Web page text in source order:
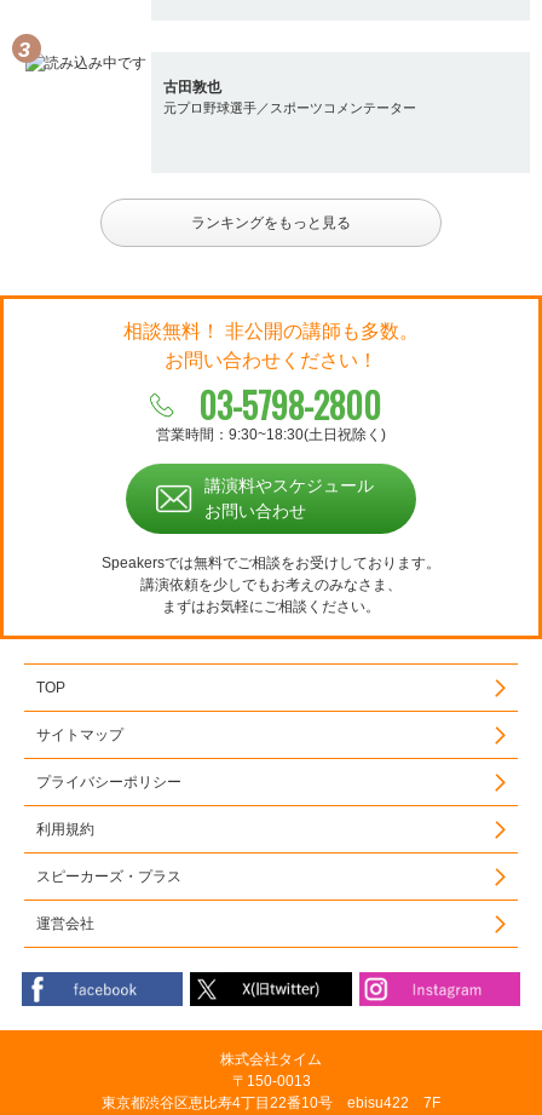
古田敦也
元プロ野球選手／スポーツコメンテーター
ランキングをもっと見る
相談無料！ 非公開の講師も多数。
お問い合わせください！
03-5798-2800
営業時間：9:30~18:30(土日祝除く)
講演料やスケジュール
お問い合わせ
Speakersでは無料でご相談をお受けしております。
講演依頼を少しでもお考えのみなさま、
まずはお気軽にご相談ください。
TOP
サイトマップ
プライバシーポリシー
利用規約
スピーカーズ・プラス
運営会社
株式会社タイム
〒150-0013
東京都渋谷区恵比寿4丁目22番10号 ebisu422 7F